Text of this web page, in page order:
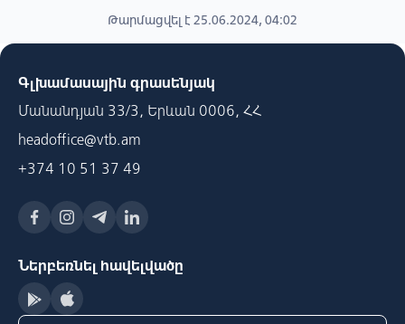
Թարմացվել է 25.06.2024, 04:02
Գլխամասային գրասենյակ
Մանանդյան 33/3, Երևան 0006, ՀՀ
headoffice@vtb.am
+374 10 51 37 49
Ներբեռնել հավելվածը